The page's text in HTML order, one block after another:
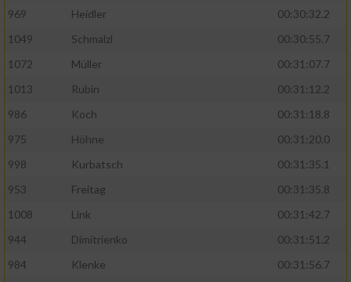
969
Heidler
00:30:32.2
1049
Schmalzl
00:30:55.7
1072
Müller
00:31:07.7
1013
Rubin
00:31:12.2
986
Koch
00:31:18.8
975
Höhne
00:31:20.0
998
Kurbatsch
00:31:35.1
953
Freitag
00:31:35.8
1008
Link
00:31:42.7
944
Dimitrienko
00:31:51.2
984
Klenke
00:31:56.7